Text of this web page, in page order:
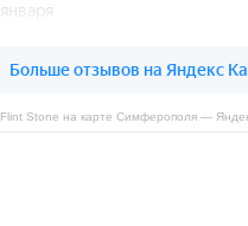
Flint Stone на карте Симферополя —